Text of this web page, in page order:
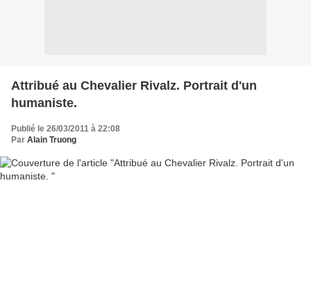
Attribué au Chevalier Rivalz. Portrait d'un
humaniste.
Publié le 26/03/2011 à 22:08
Par Alain Truong